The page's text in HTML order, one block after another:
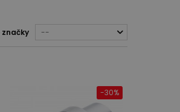
--
-30%